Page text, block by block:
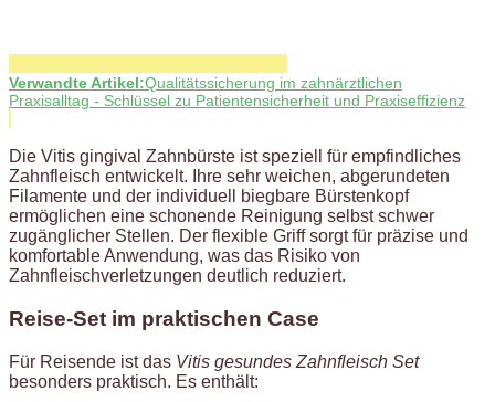
Verwandte Artikel:Qualitätssicherung im zahnärztlichen
Praxisalltag - Schlüssel zu Patientensicherheit und Praxiseffizienz
Die Vitis gingival Zahnbürste ist speziell für empfindliches
Zahnfleisch entwickelt. Ihre sehr weichen, abgerundeten
Filamente und der individuell biegbare Bürstenkopf
ermöglichen eine schonende Reinigung selbst schwer
zugänglicher Stellen. Der flexible Griff sorgt für präzise und
komfortable Anwendung, was das Risiko von
Zahnfleischverletzungen deutlich reduziert.
Reise-Set im praktischen Case
Für Reisende ist das Vitis gesundes Zahnfleisch Set
besonders praktisch. Es enthält: